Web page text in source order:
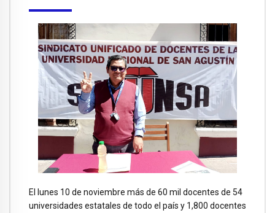
El lunes 10 de noviembre más de 60 mil docentes de 54
universidades estatales de todo el país y 1,800 docentes